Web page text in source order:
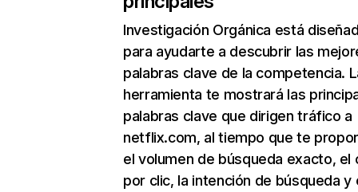
Investigación Orgánica está
para ayudarte a descubrir las
palabras clave de la competencia.
herramienta te mostrará las
palabras clave que dirigen tráfico a
netflix.com, al tiempo que te
el volumen de búsqueda exacto, el
por clic, la intención de búsqueda y